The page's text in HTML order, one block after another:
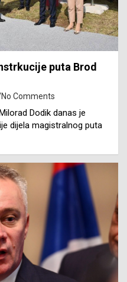
puta Brod
No Comments
Dodik danas je
dijela magistralnog puta